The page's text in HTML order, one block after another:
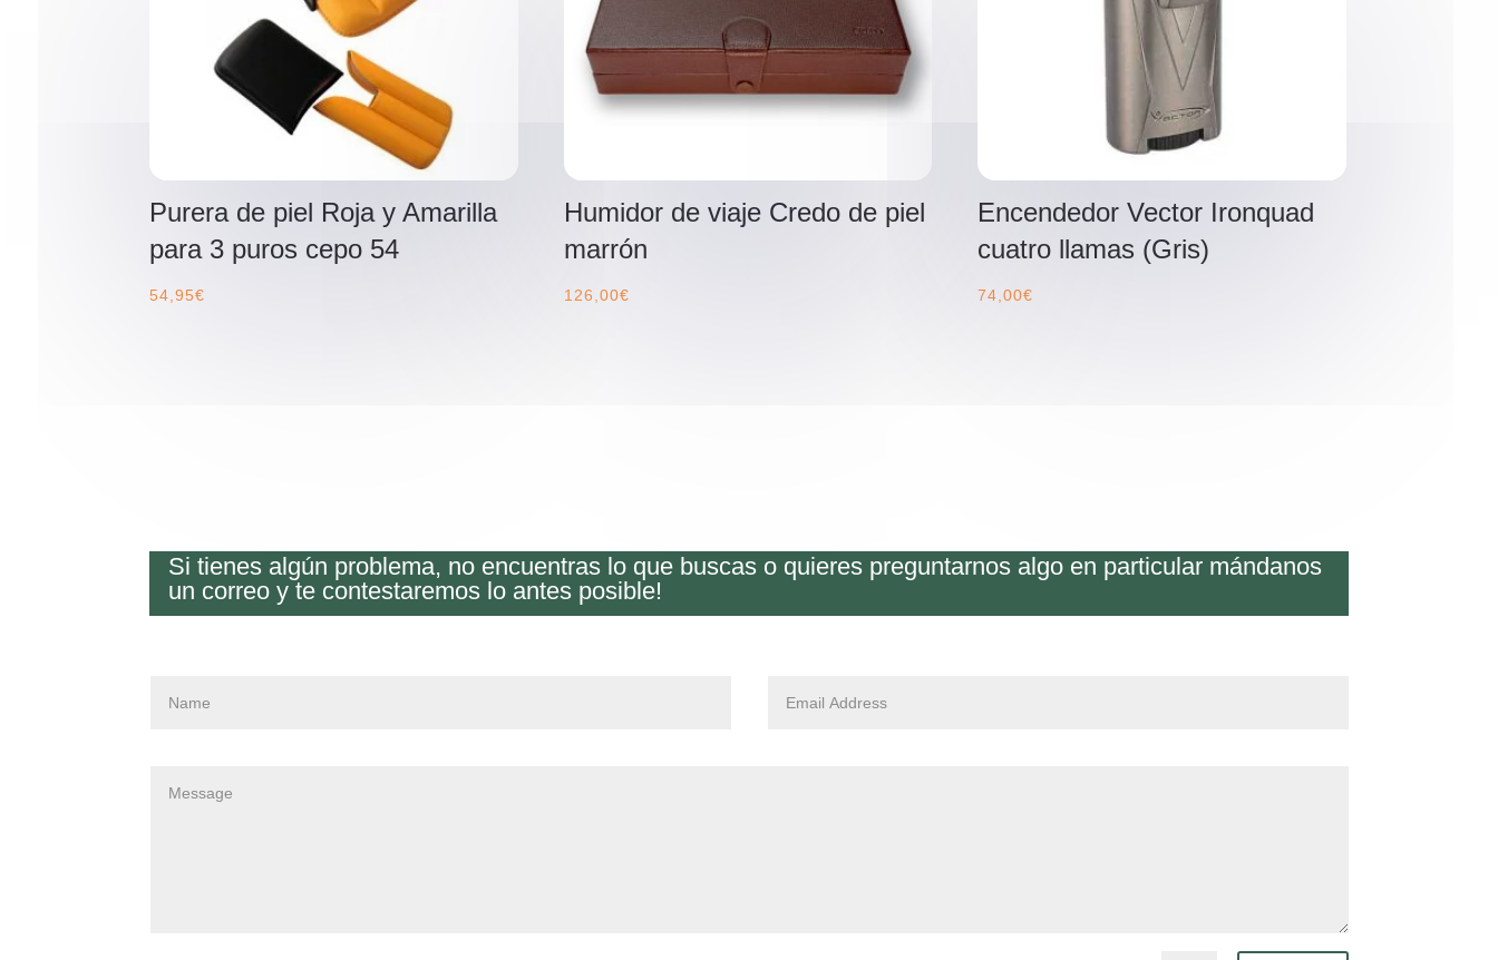
Purera de piel Roja y Amarilla
para 3 puros cepo 54
54,95€
Humidor de viaje Credo de piel
marrón
126,00€
Encendedor Vector Ironquad
cuatro llamas (Gris)
74,00€
Si tienes algún problema, no encuentras lo que buscas o quieres preguntarnos algo en particular mándanos
un correo y te contestaremos lo antes posible!